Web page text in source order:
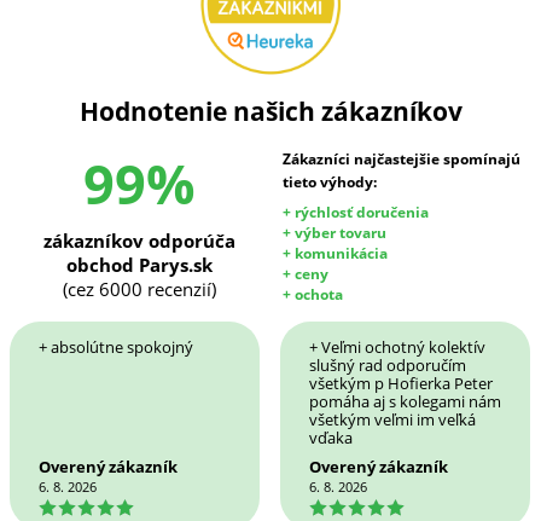
Hodnotenie našich zákazníkov
99%
Zákazníci najčastejšie spomínajú
tieto výhody:
+ rýchlosť doručenia
+ výber tovaru
+ komunikácia
+ ceny
+ ochota
zákazníkov odporúča
obchod Parys.sk
(cez 6000 recenzií)
+ absolútne spokojný
Overený zákazník
6. 8. 2026
5
+ Veľmi ochotný kolektív
slušný rad odporučím
všetkým p Hofierka Peter
pomáha aj s kolegami nám
všetkým veľmi im veľká
vďaka
Overený zákazník
6. 8. 2026
5